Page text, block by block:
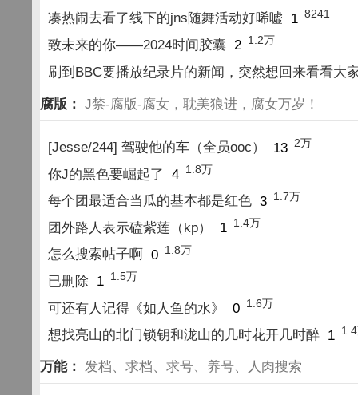
凑热闹去看了线下的jns随舞活动好唏嘘 1 8241
致未来的你——2024时间胶囊 2 1.2万
刷到BBC要播放纪录片的新闻，突然想回来看看大
腐版： J禁-腐版-腐女，耽美狼进，腐女万岁！
[Jesse/244] 驾驶他的车（全员ooc） 13 2万
你J的黑色要崛起了 4 1.8万
每个团最适合当瓜的基本都是红色 3 1.7万
团外路人表示磕紫莲（kp） 1 1.4万
怎么搜索帖子啊 0 1.8万
已删除 1 1.5万
可还有人记得《如人鱼的水》 0 1.6万
想找亮山的北门锁钥和泷山的几时花开几时醉 1
万能： 发档、求档、求号、养号、人肉搜索